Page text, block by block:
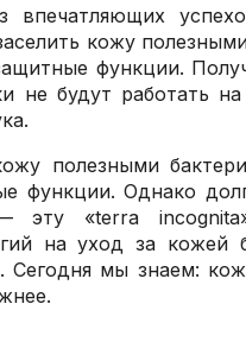
впечатляющих
кожу
функции.
не будут работать
полезными
функции. Однако
эту «terra
на уход за кожей
Сегодня мы знаем: